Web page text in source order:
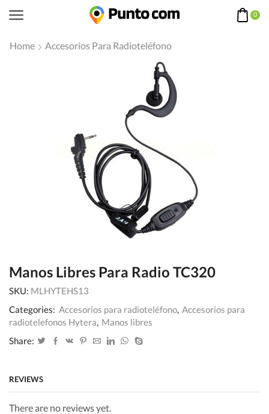
0
Home Accesorios Para Radioteléfono
Manos Libres Para Radio TC320
SKU: MLHYTEHS13
Categories: Accesorios para radioteléfono, Accesorios para
radiotelefonos Hytera, Manos libres
Share:
REVIEWS
There are no reviews yet.